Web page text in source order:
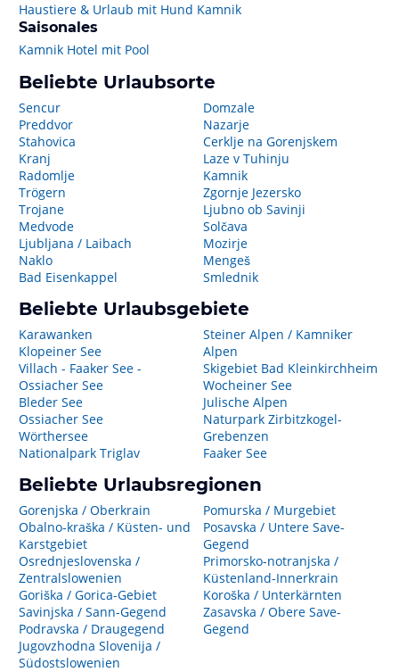
Haustiere & Urlaub mit Hund Kamnik
Saisonales
Kamnik Hotel mit Pool
Beliebte Urlaubsorte
Sencur
Preddvor
Stahovica
Kranj
Radomlje
Trögern
Trojane
Medvode
Ljubljana / Laibach
Naklo
Bad Eisenkappel
Domzale
Nazarje
Cerklje na Gorenjskem
Laze v Tuhinju
Kamnik
Zgornje Jezersko
Ljubno ob Savinji
Solčava
Mozirje
Mengeš
Smlednik
Beliebte Urlaubsgebiete
Karawanken
Klopeiner See
Villach - Faaker See -
Ossiacher See
Bleder See
Ossiacher See
Wörthersee
Nationalpark Triglav
Steiner Alpen / Kamniker
Alpen
Skigebiet Bad Kleinkirchheim
Wocheiner See
Julische Alpen
Naturpark Zirbitzkogel-
Grebenzen
Faaker See
Beliebte Urlaubsregionen
Gorenjska / Oberkrain
Obalno-kraška / Küsten- und
Karstgebiet
Osrednjeslovenska /
Zentralslowenien
Goriška / Gorica-Gebiet
Savinjska / Sann-Gegend
Podravska / Draugegend
Jugovzhodna Slovenija /
Südostslowenien
Pomurska / Murgebiet
Posavska / Untere Save-
Gegend
Primorsko-notranjska /
Küstenland-Innerkrain
Koroška / Unterkärnten
Zasavska / Obere Save-
Gegend